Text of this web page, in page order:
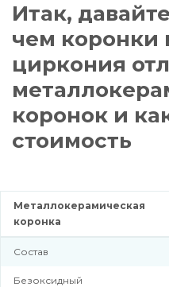
Итак,
чем коронки
циркония
коронок и
стоимость
Металлокерамическая
коронка
Состав
Безоксидный